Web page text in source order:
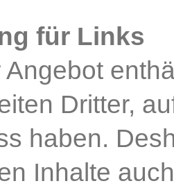
für Links
Angebot
Dritter,
haben.
Inhalte